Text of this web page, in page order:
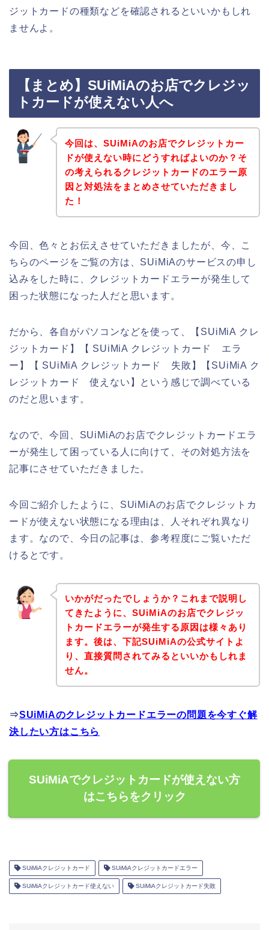
ジットカードの種類などを確認されるといいかもしれ
ませんよ。
【まとめ】SUiMiAのお店でクレジッ
トカードが使えない人へ
今回は、SUiMiAのお店でクレジットカー
ドが使えない時にどうすればよいのか？そ
の考えられるクレジットカードのエラー原
因と対処法をまとめさせていただきまし
た！
今回、色々とお伝えさせていただきましたが、今、こ
ちらのページをご覧の方は、SUiMiAのサービスの申し
込みをした時に、クレジットカードエラーが発生して
困った状態になった人だと思います。
だから、各自がパソコンなどを使って、【SUiMiA クレ
ジットカード】【 SUiMiA クレジットカード エラ
ー】【 SUiMiA クレジットカード 失敗】【SUiMiA ク
レジットカード 使えない】という感じで調べている
のだと思います。
なので、今回、SUiMiAのお店でクレジットカードエラ
ーが発生して困っている人に向けて、その対処方法を
記事にさせていただきました。
今回ご紹介したように、SUiMiAのお店でクレジットカ
ードが使えない状態になる理由は、人それぞれ異なり
ます。なので、今日の記事は、参考程度にご覧いただ
けるとです。
いかがだったでしょうか？これまで説明し
てきたように、SUiMiAのお店でクレジッ
トカードエラーが発生する原因は様々あり
ます。後は、下記SUiMiAの公式サイトよ
り、直接質問されてみるといいかもしれま
せん。
⇒SUiMiAのクレジットカードエラーの問題を今すぐ解
決したい方はこちら
SUiMiAでクレジットカードが使えない方
はこちらをクリック
SUiMiAクレジットカード SUiMiAクレジットカードエラー
SUiMiAクレジットカード使えない SUiMiAクレジットカード失敗